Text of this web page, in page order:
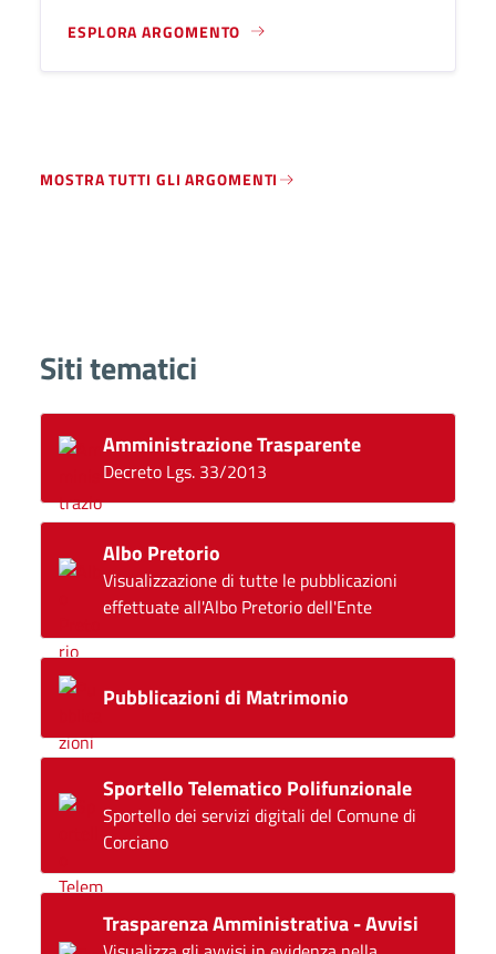
ESPLORA ARGOMENTO
MOSTRA TUTTI GLI ARGOMENTI
Siti tematici
Amministrazione Trasparente
Decreto Lgs. 33/2013
Albo Pretorio
Visualizzazione di tutte le pubblicazioni
effettuate all'Albo Pretorio dell'Ente
Pubblicazioni di Matrimonio
Sportello Telematico Polifunzionale
Sportello dei servizi digitali del Comune di
Corciano
Trasparenza Amministrativa - Avvisi